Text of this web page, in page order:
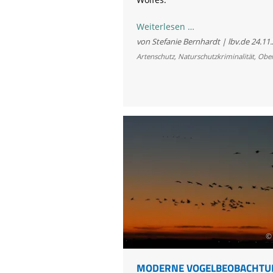
Weiterlesen …5.000
Euro
Belohnung
erschossenem
Regensburg
von Stefanie Bernhardt | lbv.de
Artenschutz, Naturschutzkriminalität,
©
MODERNE